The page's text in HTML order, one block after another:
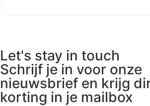
Let's stay in touch
Schrijf je in voor onze
nieuwsbrief en krijg
korting in je mailbox